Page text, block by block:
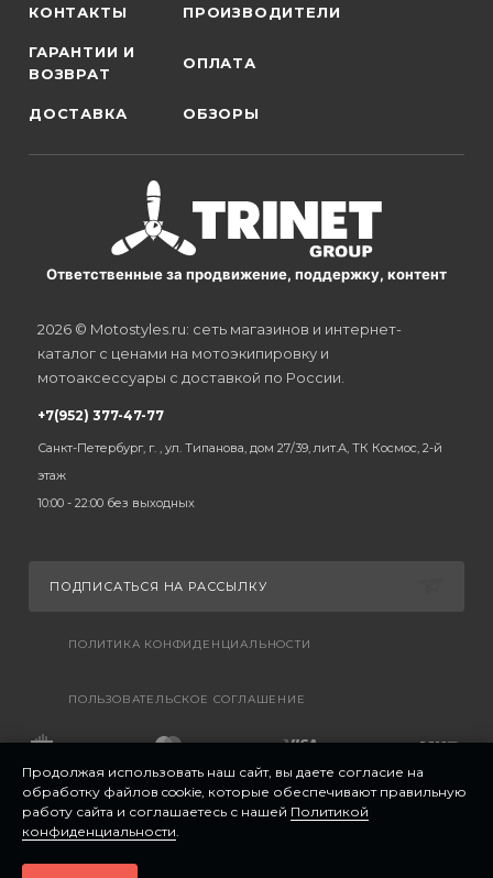
КОНТАКТЫ ПРОИЗВОДИТЕЛИ
ГАРАНТИИ И
ВОЗВРАТ
ОПЛАТА
ДОСТАВКА ОБЗОРЫ
Ответственные за продвижение, поддержку, контент
2026 © Motostyles.ru: сеть магазинов и интернет-
каталог с ценами на мотоэкипировку и
мотоаксессуары с доставкой по России.
+7(952) 377-47-77
Санкт-Петербург, г. , ул. Типанова, дом 27/39, лит.А, ТК Космос, 2-й
этаж
10:00 - 22:00 без выходных
ПОДПИСАТЬСЯ НА РАССЫЛКУ
ПОЛИТИКА КОНФИДЕНЦИАЛЬНОСТИ
ПОЛЬЗОВАТЕЛЬСКОЕ СОГЛАШЕНИЕ
Продолжая использовать наш сайт, вы даете согласие на
обработку файлов cookie, которые обеспечивают правильную
работу сайта и соглашаетесь с нашей Политикой
конфиденциальности.